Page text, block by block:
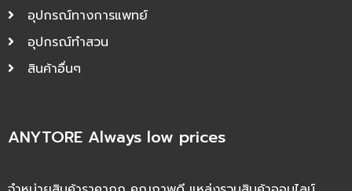
อุปกรณ์ทางการแพทย์
อุปกรณ์ทำสวน
สินค้าอื่นๆ
ANYTORE Always low prices